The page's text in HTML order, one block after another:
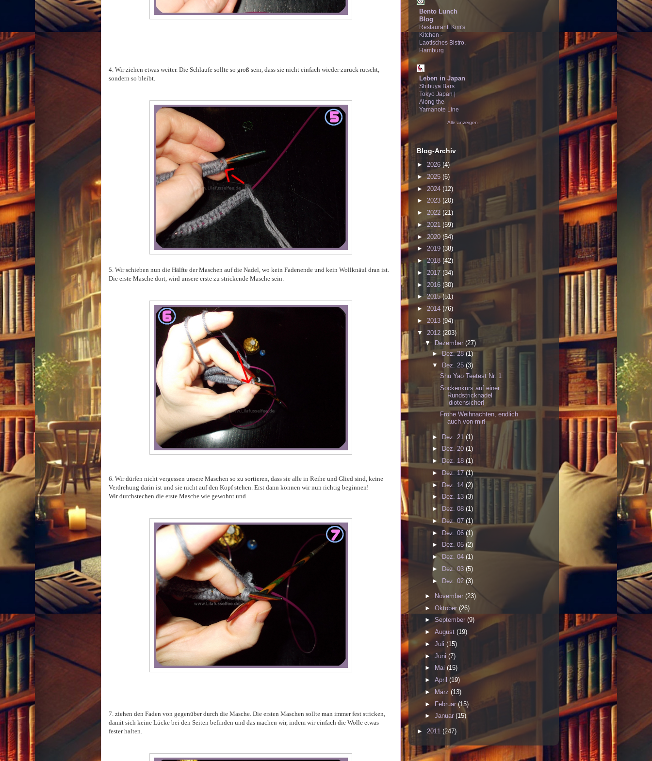
4. Wir ziehen etwas weiter. Die Schlaufe sollte so groß sein, dass sie nicht einfach wieder zurück rutscht,
sondern so bleibt.
5. Wir schieben nun die Hälfte der Maschen auf die Nadel, wo kein Fadenende und kein Wollknäul dran ist.
Die erste Masche dort, wird unsere erste zu strickende Masche sein.
6. Wir dürfen nicht vergessen unsere Maschen so zu sortieren, dass sie alle in Reihe und Glied sind, keine
Verdrehung darin ist und sie nicht auf den Kopf stehen. Erst dann können wir nun richtig beginnen!
Wir durchstechen die erste Masche wie gewohnt und
7. ziehen den Faden von gegenüber durch die Masche. Die ersten Maschen sollte man immer fest stricken,
damit sich keine Lücke bei den Seiten befinden und das machen wir, indem wir einfach die Wolle etwas
fester halten.
Bento Lunch
Blog
Restaurant: Kim's
Kitchen -
Laotisches Bistro,
Hamburg
Leben in Japan
Shibuya Bars
Tokyo Japan |
Along the
Yamanote Line
Alle anzeigen
Blog-Archiv
► 2026 (4)
► 2025 (6)
► 2024 (12)
► 2023 (20)
► 2022 (21)
► 2021 (59)
► 2020 (54)
► 2019 (38)
►2018 (42)
► 2017 (34)
► 2016 (30)
►2015(51)
► 2014 (76)
► 2013 (94)
▼ 2012 (203)
▼
Dezember (27)
►Dez. 28(1)
▼
Dez. 25(3)
Shu Yao Teetest Nr. 1
Sockenkurs auf einer
Rundstricknadel
idiotensicher!
Frohe Weihnachten, endlich
auch von mir!
► Dez. 21(1)
►
Dez. 20(1)
►
Dez. 18(1)
►
Dez. 17(1)
► Dez. 14(2)
►
Dez. 13(3)
►
Dez. 08(1)
►Dez. 07(1)
► Dez. 06(1)
►
Dez. 05(2)
► Dez. 04(1)
►
Dez. 03(5)
► Dez. 02(3)
► November (23)
► Oktober (26)
► September (9)
► August (19)
► Juli (15)
► Juni (7)
►
Mai (15)
► April (19)
►
März (13)
► Februar(15)
► Januar (15)
► 2011 (247)